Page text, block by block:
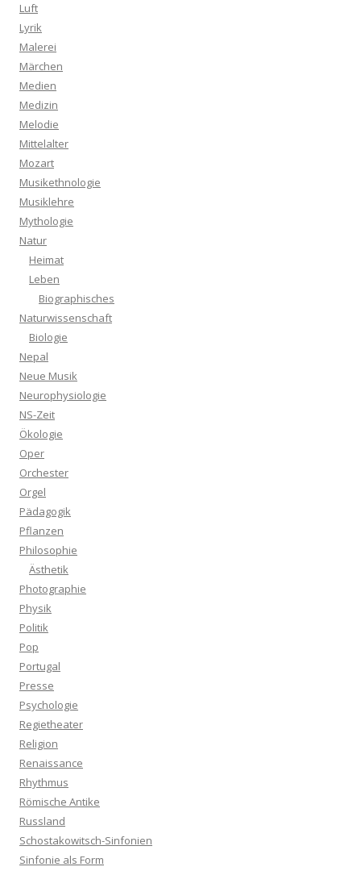
Luft
Lyrik
Malerei
Märchen
Medien
Medizin
Melodie
Mittelalter
Mozart
Musikethnologie
Musiklehre
Mythologie
Natur
Heimat
Leben
Biographisches
Naturwissenschaft
Biologie
Nepal
Neue Musik
Neurophysiologie
NS-Zeit
Ökologie
Oper
Orchester
Orgel
Pädagogik
Pflanzen
Philosophie
Ästhetik
Photographie
Physik
Politik
Pop
Portugal
Presse
Psychologie
Regietheater
Religion
Renaissance
Rhythmus
Römische Antike
Russland
Schostakowitsch-Sinfonien
Sinfonie als Form